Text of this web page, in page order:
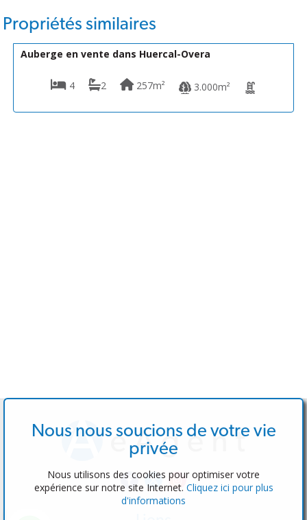
Propriétés similaires
VH1772
Auberge en vente dans Huercal-Overa
4 2 257m² 3.000m²
Nous nous soucions de votre vie
privée
Nous utilisons des cookies pour optimiser votre
expérience sur notre site Internet. Cliquez ici pour plus
d'informations